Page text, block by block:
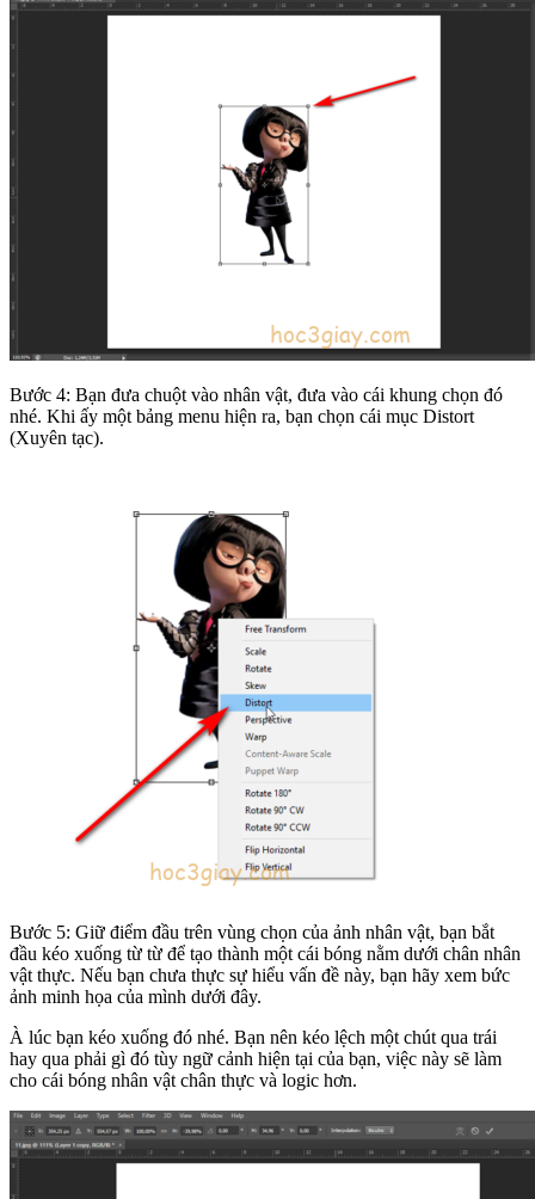
Bước 4: Bạn đưa chuột vào nhân vật, đưa vào cái khung chọn đó
nhé. Khi ấy một bảng menu hiện ra, bạn chọn cái mục Distort
(Xuyên tạc).
Bước 5: Giữ điểm đầu trên vùng chọn của ảnh nhân vật, bạn bắt
đầu kéo xuống từ từ để tạo thành một cái bóng nằm dưới chân nhân
vật thực. Nếu bạn chưa thực sự hiểu vấn đề này, bạn hãy xem bức
ảnh minh họa của mình dưới đây.
À lúc bạn kéo xuống đó nhé. Bạn nên kéo lệch một chút qua trái
hay qua phải gì đó tùy ngữ cảnh hiện tại của bạn, việc này sẽ làm
cho cái bóng nhân vật chân thực và logic hơn.